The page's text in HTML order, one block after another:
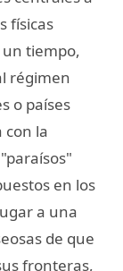
físicas
tiempo,
régimen
o países
la
en los
a una
de que
fronteras,